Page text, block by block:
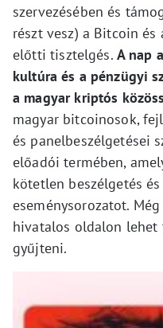
szervezésében és
részt vesz) a Bitcoin
előtti tisztelgés. A nap
kultúra és a pénzügyi
a magyar kriptós
magyar bitcoinosok,
és panelbeszélgetései
előadói termében,
kötetlen beszélgetés
eseménysorozatot.
hivatalos oldalon
gyűjteni.